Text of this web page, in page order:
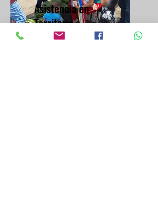
Asistencia en
Territorio